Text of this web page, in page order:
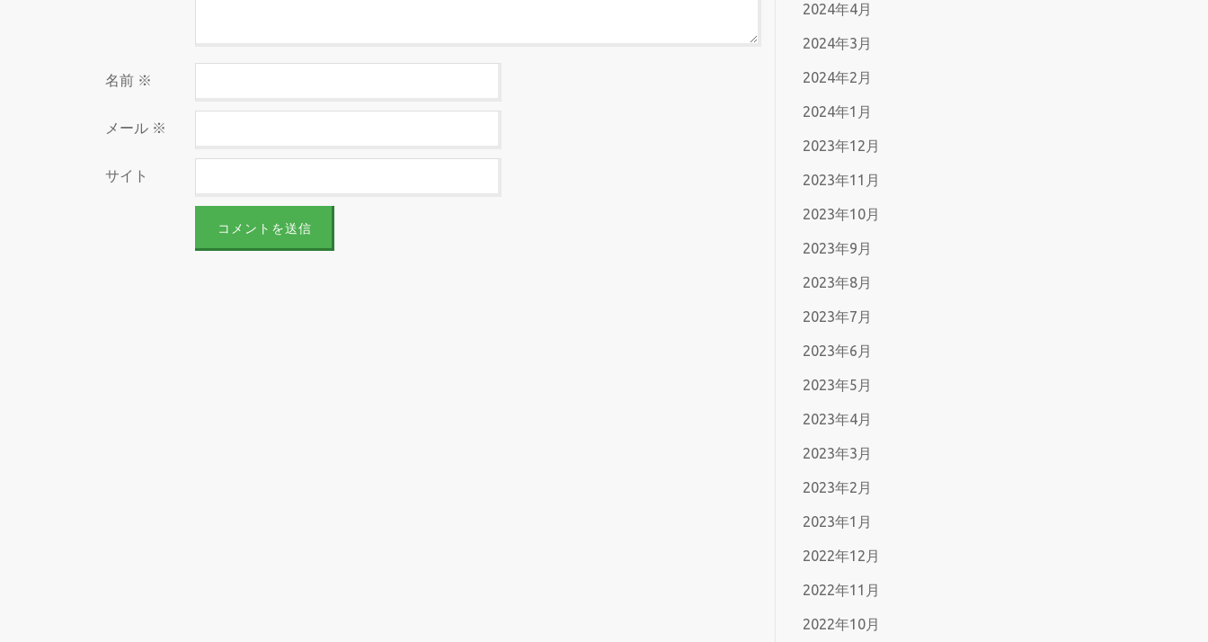
名前 ※
メール ※
サイト
2024年4月
2024年3月
2024年2月
2024年1月
2023年12月
2023年11月
2023年10月
2023年9月
2023年8月
2023年7月
2023年6月
2023年5月
2023年4月
2023年3月
2023年2月
2023年1月
2022年12月
2022年11月
2022年10月